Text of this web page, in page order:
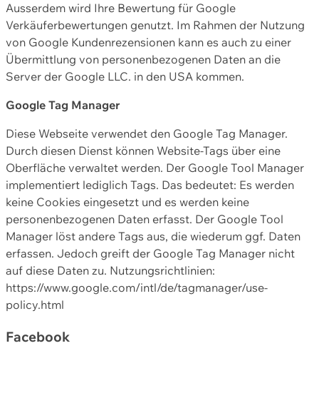
Ausserdem wird Ihre Bewertung für Google
Verkäuferbewertungen genutzt. Im Rahmen der Nutzung
von Google Kundenrezensionen kann es auch zu einer
Übermittlung von personenbezogenen Daten an die
Server der Google LLC. in den USA kommen.
Google Tag Manager
Diese Webseite verwendet den Google Tag Manager.
Durch diesen Dienst können Website-Tags über eine
Oberfläche verwaltet werden. Der Google Tool Manager
implementiert lediglich Tags. Das bedeutet: Es werden
keine Cookies eingesetzt und es werden keine
personenbezogenen Daten erfasst. Der Google Tool
Manager löst andere Tags aus, die wiederum ggf. Daten
erfassen. Jedoch greift der Google Tag Manager nicht
auf diese Daten zu. Nutzungsrichtlinien:
https://www.google.com/intl/de/tagmanager/use-
policy.html
Facebook